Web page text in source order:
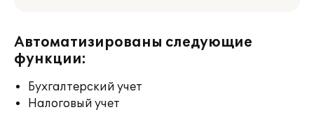
Автоматизированы следующие
функции:
Бухгалтерский учет
Налоговый учет